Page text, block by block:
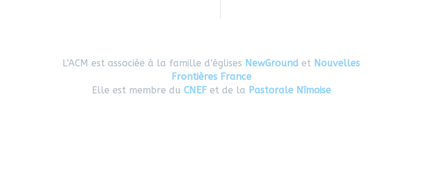
L’ACM est associée à la famille d’églises NewGround et Nouvelles
Frontières France
Elle est membre du CNEF et de la Pastorale Nîmoise